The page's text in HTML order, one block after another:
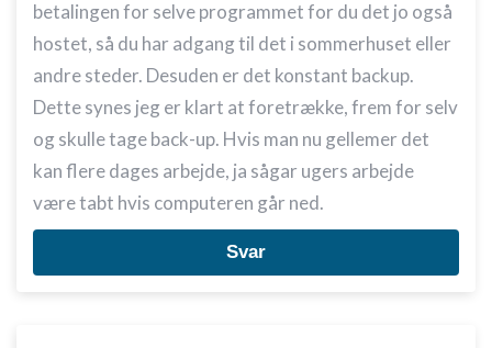
betalingen for selve programmet for du det jo også
hostet, så du har adgang til det i sommerhuset eller
andre steder. Desuden er det konstant backup.
Dette synes jeg er klart at foretrække, frem for selv
og skulle tage back-up. Hvis man nu gellemer det
kan flere dages arbejde, ja sågar ugers arbejde
være tabt hvis computeren går ned.
Svar